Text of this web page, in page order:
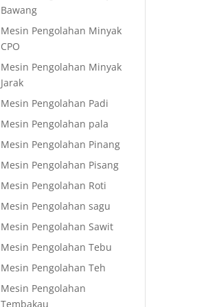
Bawang
Mesin Pengolahan Minyak
CPO
Mesin Pengolahan Minyak
Jarak
Mesin Pengolahan Padi
Mesin Pengolahan pala
Mesin Pengolahan Pinang
Mesin Pengolahan Pisang
Mesin Pengolahan Roti
Mesin Pengolahan sagu
Mesin Pengolahan Sawit
Mesin Pengolahan Tebu
Mesin Pengolahan Teh
Mesin Pengolahan
Tembakau